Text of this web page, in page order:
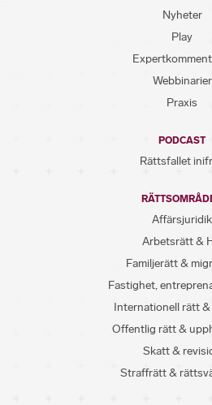
Nyheter
Play
Webbinarier
Praxis
PODCAST
Rättsfallet
Affärsjuridik
Arbetsrätt &
Familjerätt &
Fastighet,
Internationell rätt
Offentlig rätt &
Skatt &
Straffrätt &